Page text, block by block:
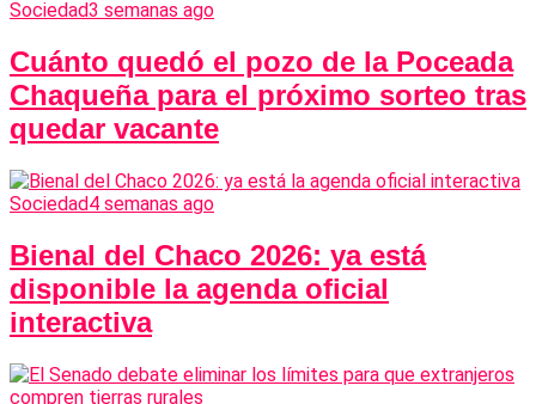
Sociedad3 semanas ago
Cuánto quedó el pozo de la Poceada
Chaqueña para el próximo sorteo tras
quedar vacante
Sociedad4 semanas ago
Bienal del Chaco 2026: ya está
disponible la agenda oficial
interactiva